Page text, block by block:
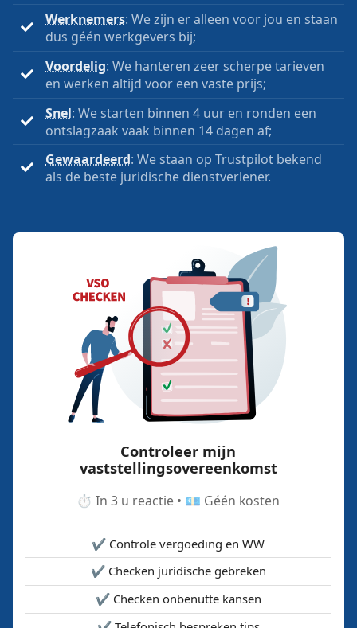
Werknemers: We zijn er alleen voor jou en staan
dus géén werkgevers bij;
Voordelig: We hanteren zeer scherpe tarieven
en werken altijd voor een vaste prijs;
Snel: We starten binnen 4 uur en ronden een
ontslagzaak vaak binnen 14 dagen af;
Gewaardeerd: We staan op Trustpilot bekend
als de beste juridische dienstverlener.
Controleer mijn
vaststellingsovereenkomst
⏱️ In 3 u reactie • 💶 Géén kosten
✔️ Controle vergoeding en WW
✔️ Checken juridische gebreken
✔️ Checken onbenutte kansen